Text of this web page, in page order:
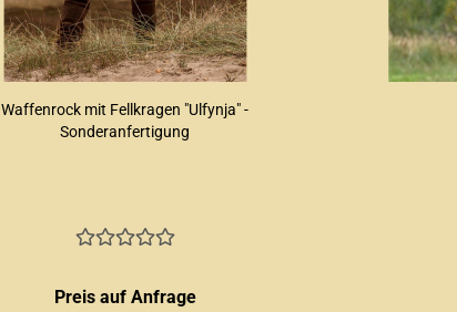
Waffenrock mit Fellkragen "Ulfynja" -
Sonderanfertigung
Preis auf Anfrage